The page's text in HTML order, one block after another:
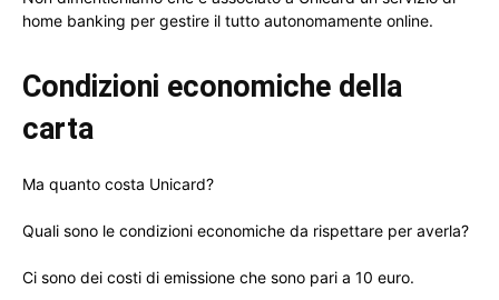
home banking per gestire il tutto autonomamente online.
Condizioni economiche della
carta
Ma quanto costa Unicard?
Quali sono le condizioni economiche da rispettare per averla?
Ci sono dei costi di emissione che sono pari a 10 euro.